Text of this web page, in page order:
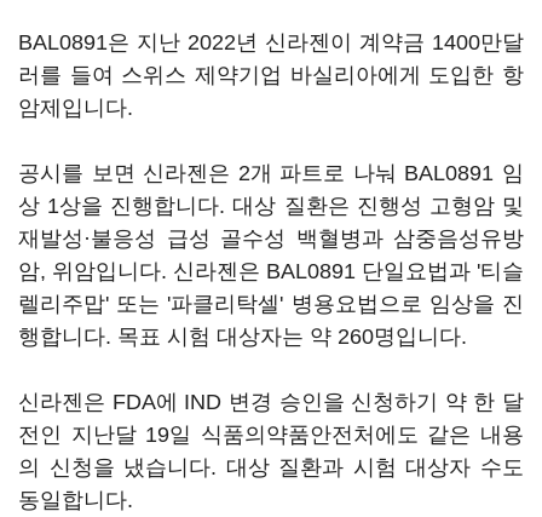
BAL0891은 지난 2022년 신라젠이 계약금 1400만달
러를 들여 스위스 제약기업 바실리아에게 도입한 항
암제입니다.
공시를 보면 신라젠은 2개 파트로 나눠 BAL0891 임
상 1상을 진행합니다. 대상 질환은 진행성 고형암 및
재발성·불응성 급성 골수성 백혈병과 삼중음성유방
암, 위암입니다. 신라젠은 BAL0891 단일요법과 '티슬
렐리주맙' 또는 '파클리탁셀' 병용요법으로 임상을 진
행합니다. 목표 시험 대상자는 약 260명입니다.
신라젠은 FDA에 IND 변경 승인을 신청하기 약 한 달
전인 지난달 19일 식품의약품안전처에도 같은 내용
의 신청을 냈습니다. 대상 질환과 시험 대상자 수도
동일합니다.